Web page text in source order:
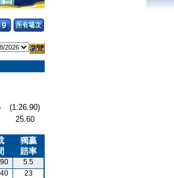
(1:26.90)
25.60
獨贏
賠率
5.5
23